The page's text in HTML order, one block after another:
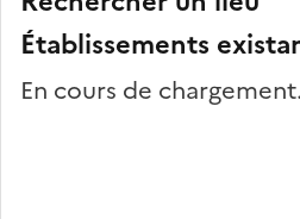
Établissements
En cours de